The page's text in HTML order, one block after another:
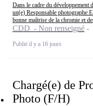
Dans le cadre du développement
un(e) Responsable photographe
bonne maîtrise de la chromie et
CDD - Non renseigné
Publié il y a 16 jours
Chargé(e) de
Photo (F/H)